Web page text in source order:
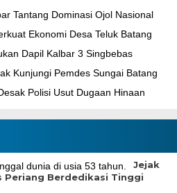
Tantang Dominasi Ojol Nasional
Ekonomi Desa Teluk Batang
Dapil Kalbar 3 Singbebas
Kunjungi Pemdes Sungai Batang
Polisi Usut Dugaan Hinaan
Jejak
Periang Berdedikasi Tinggi